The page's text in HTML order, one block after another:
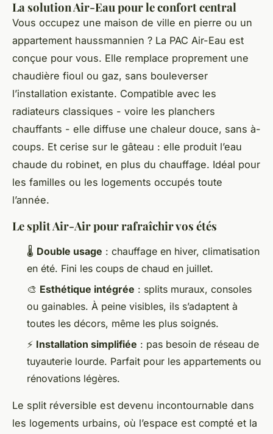
La solution Air-Eau pour le confort central
Vous occupez une maison de ville en pierre ou un
appartement haussmannien ? La PAC Air-Eau est
conçue pour vous. Elle remplace proprement une
chaudière fioul ou gaz, sans bouleverser
l’installation existante. Compatible avec les
radiateurs classiques - voire les planchers
chauffants - elle diffuse une chaleur douce, sans à-
coups. Et cerise sur le gâteau : elle produit l’eau
chaude du robinet, en plus du chauffage. Idéal pour
les familles ou les logements occupés toute
l’année.
Le split Air-Air pour rafraîchir vos étés
🌡️ Double usage : chauffage en hiver, climatisation
en été. Fini les coups de chaud en juillet.
🎨 Esthétique intégrée : splits muraux, consoles
ou gainables. À peine visibles, ils s’adaptent à
toutes les décors, même les plus soignés.
⚡ Installation simplifiée : pas besoin de réseau de
tuyauterie lourde. Parfait pour les appartements ou
rénovations légères.
Le split réversible est devenu incontournable dans
les logements urbains, où l’espace est compté et la